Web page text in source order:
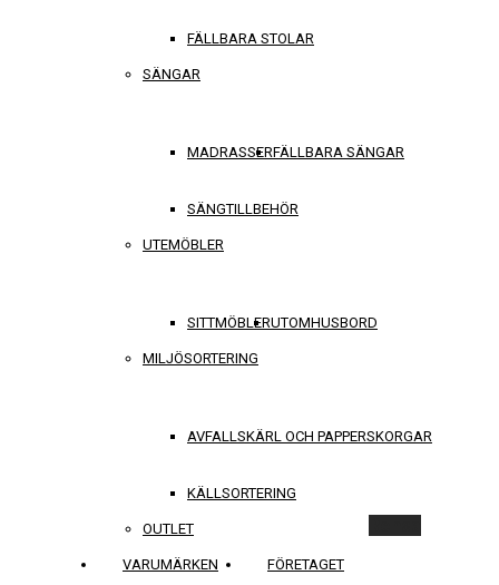
FÄLLBARA STOLAR
SÄNGAR
MADRASSERFÄLLBARA SÄNGAR
SÄNGTILLBEHÖR
UTEMÖBLER
SITTMÖBLERUTOMHUSBORD
MILJÖSORTERING
AVFALLSKÄRL OCH PAPPERSKORGAR
KÄLLSORTERING
OUTLET
VARUMÄRKEN FÖRETAGET